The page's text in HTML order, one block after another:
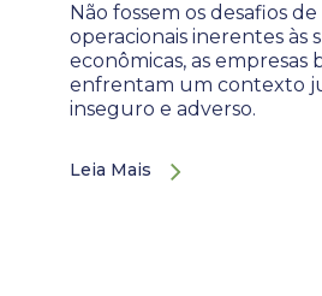
Não fossem os desafios
operacionais inerentes às
econômicas, as empresas
enfrentam um contexto
inseguro e adverso.
Leia Mais